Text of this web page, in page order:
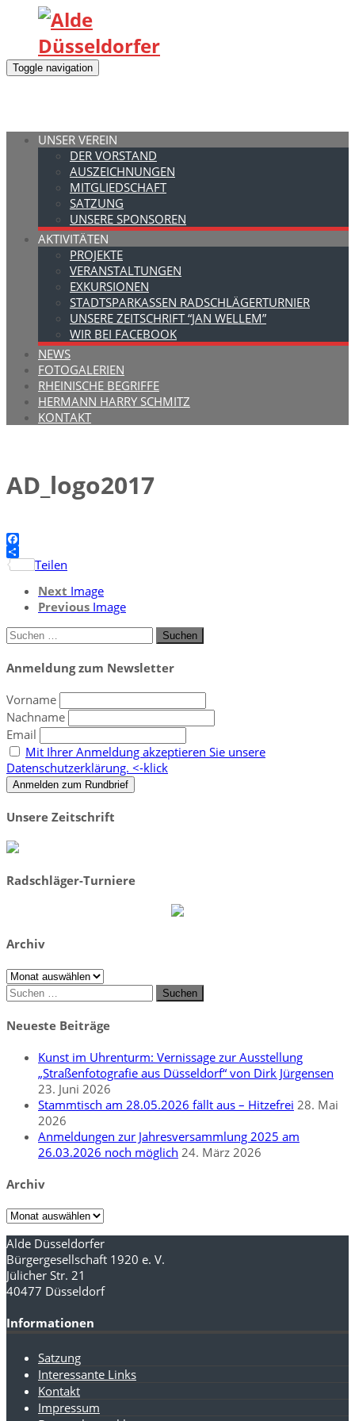
Toggle navigation
UNSER VEREIN
DER VORSTAND
AUSZEICHNUNGEN
MITGLIEDSCHAFT
SATZUNG
UNSERE SPONSOREN
AKTIVITÄTEN
PROJEKTE
VERANSTALTUNGEN
EXKURSIONEN
STADTSPARKASSEN RADSCHLÄGERTURNIER
UNSERE ZEITSCHRIFT “JAN WELLEM”
WIR BEI FACEBOOK
NEWS
FOTOGALERIEN
RHEINISCHE BEGRIFFE
HERMANN HARRY SCHMITZ
KONTAKT
AD_logo2017
Facebook
Teilen
Next Image
Previous Image
Suchen
Anmeldung zum Newsletter
Vorname
Nachname
Email
Mit Ihrer Anmeldung akzeptieren Sie unsere
Datenschutzerklärung. <-klick
Unsere Zeitschrift
Radschläger-Turniere
Archiv
Archiv
Suchen
nach:
Neueste Beiträge
Kunst im Uhrenturm: Vernissage zur Ausstellung
„Straßenfotografie aus Düsseldorf“ von Dirk Jürgensen
23. Juni 2026
Stammtisch am 28.05.2026 fällt aus – Hitzefrei 28. Mai
2026
Anmeldungen zur Jahresversammlung 2025 am
26.03.2026 noch möglich 24. März 2026
Archiv
Archiv
Alde Düsseldorfer
Bürgergesellschaft 1920 e. V.
Jülicher Str. 21
40477 Düsseldorf
Informationen
Satzung
Interessante Links
Kontakt
Impressum